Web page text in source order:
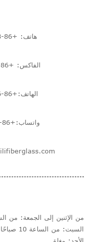
هاتف: +86-318-3731676
الفاكس: +86-318-3731677
الهاتف:+86-15203284666
واتساب:+86-15203284666
من الإثنين إلى الجمعة: من الساعة 9 صباحًا إلى
السبت: من الساعة 10 صباحًا إلى 2 ظهرًا